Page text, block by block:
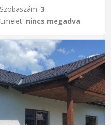
Szobaszám: 3
Emelet: nincs megadva